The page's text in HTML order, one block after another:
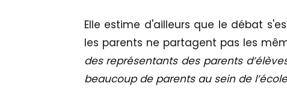
Elle estime d'ailleurs que le débat
les parents ne partagent pas les
des représentants des parents
beaucoup de parents au sein de